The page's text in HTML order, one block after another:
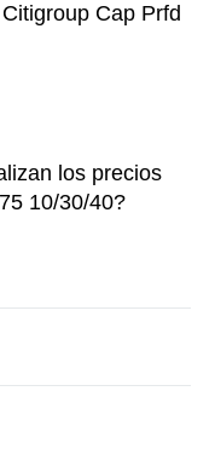
Cap Prfd
los precios
10/30/40?